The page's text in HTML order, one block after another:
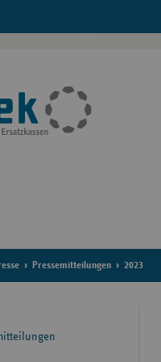
Pressemitteilungen 2023